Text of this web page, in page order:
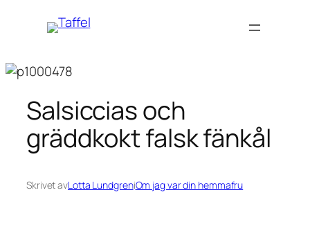
Salsiccias och
gräddkokt falsk fänkål
Skrivet avLotta LundgreniOm jag var din hemmafru